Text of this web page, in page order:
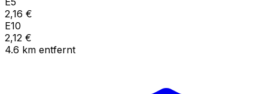
2,16 €
E10
2,12 €
4.6 km entfernt